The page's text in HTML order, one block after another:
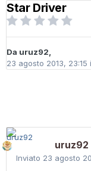
Star Driver
Da uruz92,
23 agosto 2013, 23:15
uruz92
Inviato 23 agosto